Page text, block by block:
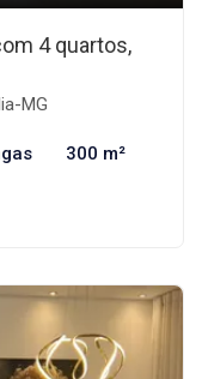
4 quartos,
MG
300 m²